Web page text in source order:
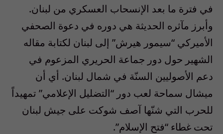
في فترة ما بعد الإنسحاب العسكري من لبنان.
وأبرز مآثره الحديثة هي دوره في دعوة الصحفي
الأميركي “سيمور هيرش” إلى لبنان لكتابة مقاله
الشهير حول دور جماعة الحريري المزعوم في
دعم الأصوليين السنّة في شمال لبنان. أي أن
ميشال سماحة لعب دور “التضليل الإعلامي” تمهيداً
للحرب التي شنّها آصف شوكت على جيش لبنان
تحت غطاء “فتح الإسلام”.